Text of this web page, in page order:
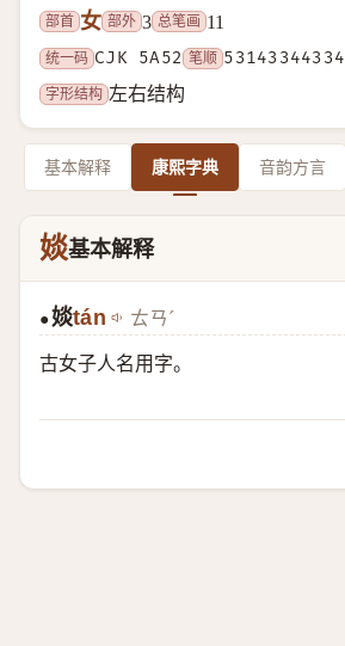
部首 女 部外 3 总笔画 11
统一码 CJK 5A52 笔顺 53143344334
字形结构 左右结构
基本解释 康熙字典 音韵方言
婒基本解释
●婒tán ㄊㄢˊ
古女子人名用字。